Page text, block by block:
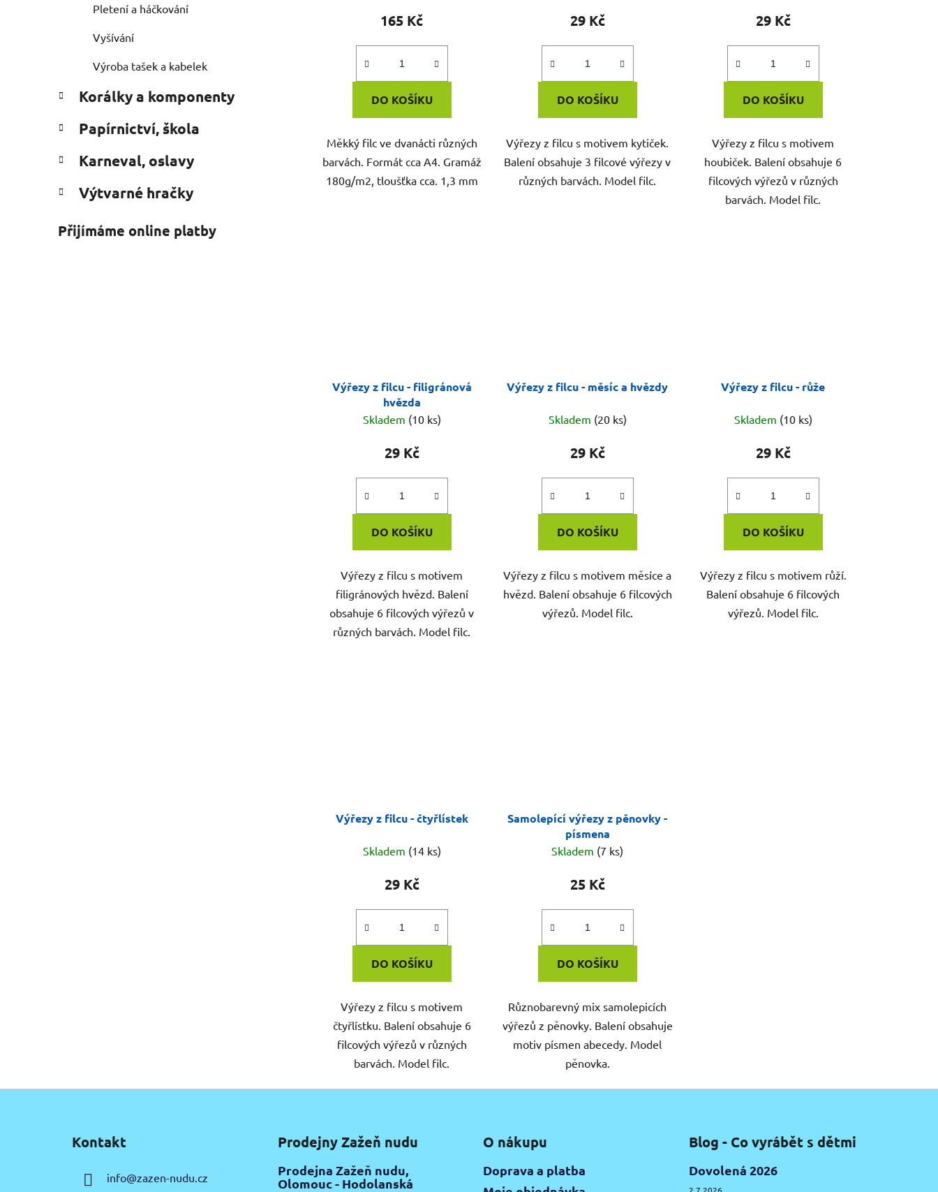
Pletení a háčkování
Vyšívání
Výroba tašek a kabelek
Korálky a komponenty
Papírnictví, škola
Karneval, oslavy
Výtvarné hračky
Přijímáme online platby
165 Kč
DO KOŠÍKU
Měkký filc ve dvanácti různých
barvách. Formát cca A4. Gramáž
180g/m2, tloušťka cca. 1,3 mm
29 Kč
DO KOŠÍKU
Výřezy z filcu s motivem kytiček.
Balení obsahuje 3 filcové výřezy v
různých barvách. Model filc.
29 Kč
DO KOŠÍKU
Výřezy z filcu s motivem
houbiček. Balení obsahuje 6
filcových výřezů v různých
barvách. Model filc.
Výřezy z filcu - filigránová
hvězda
Skladem (10 ks)
29 Kč
DO KOŠÍKU
Výřezy z filcu s motivem
filigránových hvězd. Balení
obsahuje 6 filcových výřezů v
různých barvách. Model filc.
Výřezy z filcu - měsíc a hvězdy
Skladem (20 ks)
29 Kč
DO KOŠÍKU
Výřezy z filcu s motivem měsíce a
hvězd. Balení obsahuje 6 filcových
výřezů. Model filc.
Výřezy z filcu - růže
Skladem (10 ks)
29 Kč
DO KOŠÍKU
Výřezy z filcu s motivem růží.
Balení obsahuje 6 filcových
výřezů. Model filc.
Výřezy z filcu - čtyřlístek
Skladem (14 ks)
29 Kč
DO KOŠÍKU
Výřezy z filcu s motivem
čtyřlístku. Balení obsahuje 6
filcových výřezů v různých
barvách. Model filc.
Samolepící výřezy z pěnovky -
písmena
Skladem (7 ks)
25 Kč
DO KOŠÍKU
Různobarevný mix samolepicích
výřezů z pěnovky. Balení obsahuje
motiv písmen abecedy. Model
pěnovka.
Kontakt
info@zazen-nudu.cz
Prodejny Zažeň nudu
Prodejna Zažeň nudu,
Olomouc - Hodolanská
O nákupu
Doprava a platba
Blog - Co vyrábět s dětmi
Dovolená 2026